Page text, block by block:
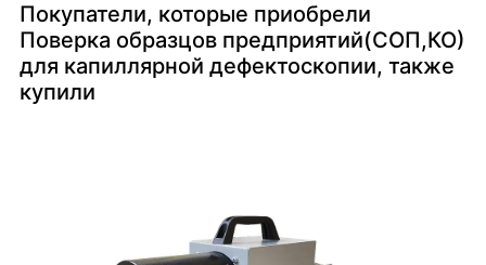
Покупатели, которые приобрели
Поверка образцов предприятий(СОП,КО)
для капиллярной дефектоскопии, также
купили